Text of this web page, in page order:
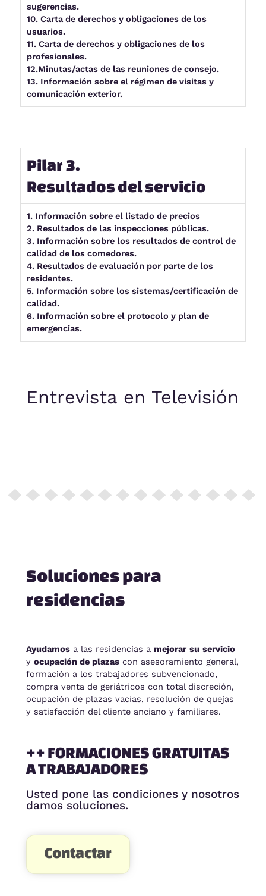
sugerencias.
10. Carta de derechos y obligaciones de los
usuarios.
11. Carta de derechos y obligaciones de los
profesionales.
12.Minutas/actas de las reuniones de consejo.
13. Información sobre el régimen de visitas y
comunicación exterior.
Pilar 3.
Resultados del servicio
1. Información sobre el listado de precios
2. Resultados de las inspecciones públicas.
3. Información sobre los resultados de control de
calidad de los comedores.
4. Resultados de evaluación por parte de los
residentes.
5. Información sobre los sistemas/certificación de
calidad.
6. Información sobre el protocolo y plan de
emergencias.
Entrevista en Televisión
Soluciones para
residencias
Ayudamos a las residencias a mejorar su servicio
y ocupación de plazas con asesoramiento general,
formación a los trabajadores subvencionado,
compra venta de geriátricos con total discreción,
ocupación de plazas vacías, resolución de quejas
y satisfacción del cliente anciano y familiares.
++ FORMACIONES GRATUITAS
A TRABAJADORES
Usted pone las condiciones y nosotros
damos soluciones.
Contactar